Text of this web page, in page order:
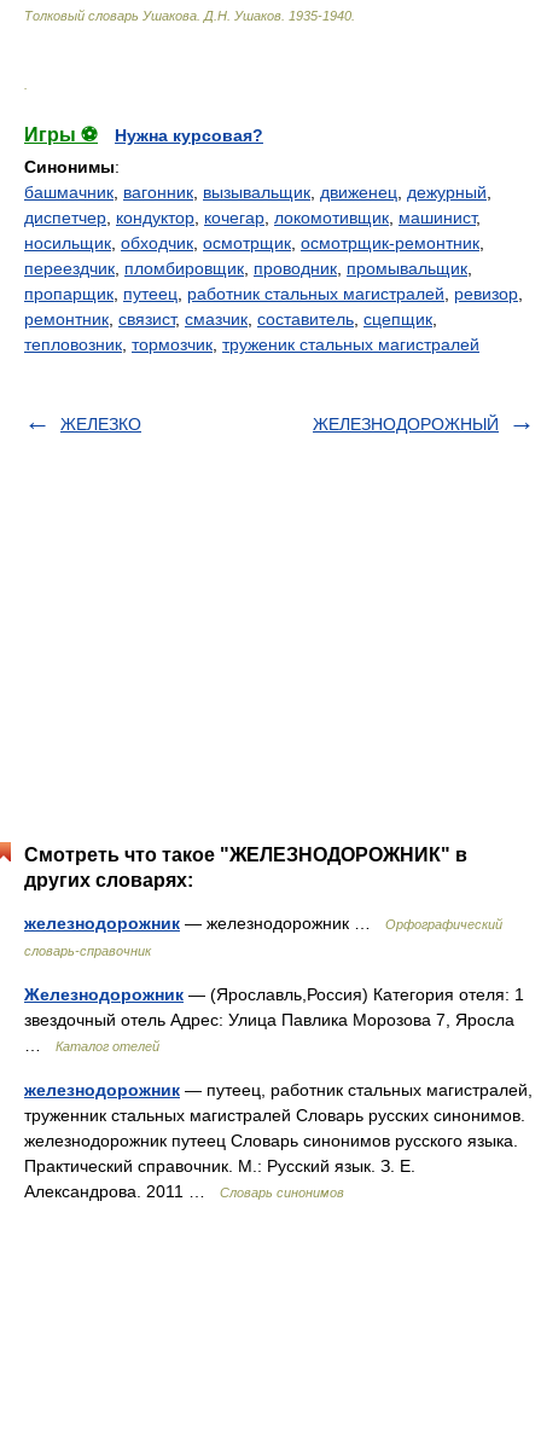
Толковый словарь Ушакова Д.Н. Ушаков. 1935-1940
Игры ⚽
Нужна курсовая?
Синонимы:
башмачник вагонник вызывальщик движенец дежурный
диспетчер кондуктор кочегар локомотивщик машинист,
носильщик обходчик осмотрщик осмотрщик-ремонтник
переездчик пломбировщик проводник промывальщик
пропарщик путеец работник стальных магистралей ревизор
ремонтник связист, смазчик составитель сцепщик
тепловозник тормозчик труженик стальных магистралей
ЖЕЛЕЗКО ЖЕЛЕЗНОДОРОЖНЫЙ
Смотреть что такое "ЖЕЛЕЗНОДОРОЖНИК" в
других словарях:
железнодорожник — железнодорожник …
Орфографический
словарь-справочник
Железнодорожник — (Ярославль,Россия) Категория отеля: 1
звездочный отель Адрес: Улица Павлика Морозова 7, Яросла
Каталог отелей
железнодорожник — путеец, работник стальных магистралей,
труженник стальных магистралей Словарь русских синонимов.
железнодорожник путеец Словарь синонимов русского языка.
Практический справочник. М.: Русский язык. З. Е.
Александрова. 2011 …
Словарь синонимов